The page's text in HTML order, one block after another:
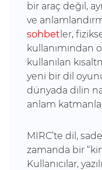
bir araç değil,
ve
sohbet ler,
kullanımından
kullanılan
yeni bir dil
dünyada dilin
anlam
MIRC’te dil,
zamanda bir
Kullanıcılar,